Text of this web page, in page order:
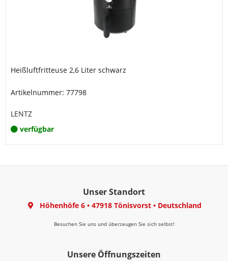
Heißluftfritteuse 2,6 Liter schwarz
Artikelnummer: 77798
LENTZ
verfügbar
Unser Standort
Höhenhöfe 6• 47918 Tönisvorst• Deutschland
Besuchen Sie uns und überzeugen Sie sich selbst!
Unsere Öffnungszeiten